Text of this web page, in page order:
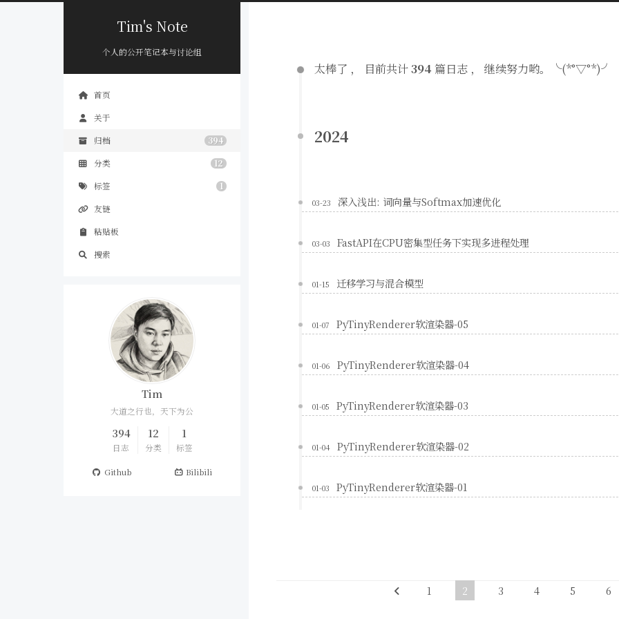
Tim's Note
个人的公开笔记本与讨论组
首页
关于
归档 394
分类 12
标签 1
友链
粘贴板
搜索
Tim
大道之行也，天下为公
394
日志
12
分类
1
标签
Github Bilibili
太棒了 ， 目前共计394 篇日志 ， 继续努力哟。╰(*°▽°*)╯
2024
03-23 深入浅出: 词向量与Softmax加速优化
03-03 FastAPI在CPU密集型任务下实现多进程处理
01-15 迁移学习与混合模型
01-07 PyTinyRenderer软渲染器-05
01-06 PyTinyRenderer软渲染器-04
01-05 PyTinyRenderer软渲染器-03
01-04 PyTinyRenderer软渲染器-02
01-03 PyTinyRenderer软渲染器-01
1 2 3 4 5 6